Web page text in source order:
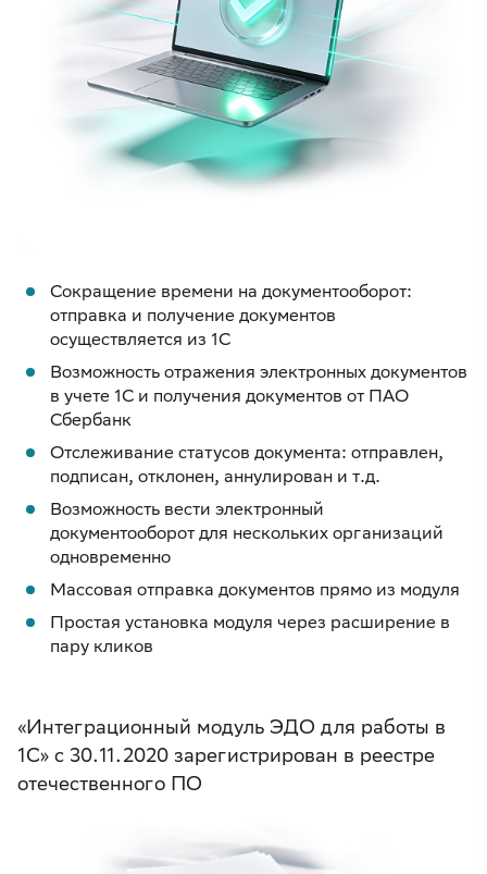
Сокращение времени на документооборот:
отправка и получение документов
осуществляется из 1С
Возможность отражения электронных документов
в учете 1С и получения документов от ПАО
Сбербанк
Отслеживание статусов документа: отправлен,
подписан, отклонен, аннулирован и т.д.
Возможность вести электронный
документооборот для нескольких организаций
одновременно
Массовая отправка документов прямо из модуля
Простая установка модуля через расширение в
пару кликов
«Интеграционный модуль ЭДО для работы в
1С» с 30.11.2020 зарегистрирован в реестре
отечественного ПО